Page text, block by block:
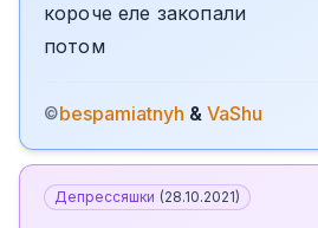
короче еле закопали
потом
©bespamiatnyh & VaShu
Депрессяшки (28.10.2021)